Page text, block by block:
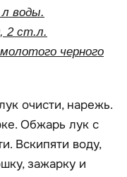
л воды.
2 ст.л.
черного
очисти, нарежь.
Обжарь лук с
Вскипяти воду,
зажарку и